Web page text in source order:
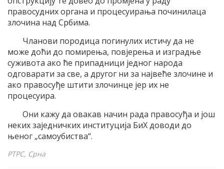
правосудних органа и процесуирања починилаца
злочина над Србима.
Чланови породица погинулих истичу да не
може доћи до помирења, повјерења и изградње
суживота ако ће припадници једног народа
одговарати за све, а другог ни за највеће злочине и
ако правосуђе штити злочинце јер их не
процесуира.
Они кажу да овакав начин рада правосуђа и још
неких заједничких институција БиХ доводи до
њеног „самоубиства“.
РТРС, Срна